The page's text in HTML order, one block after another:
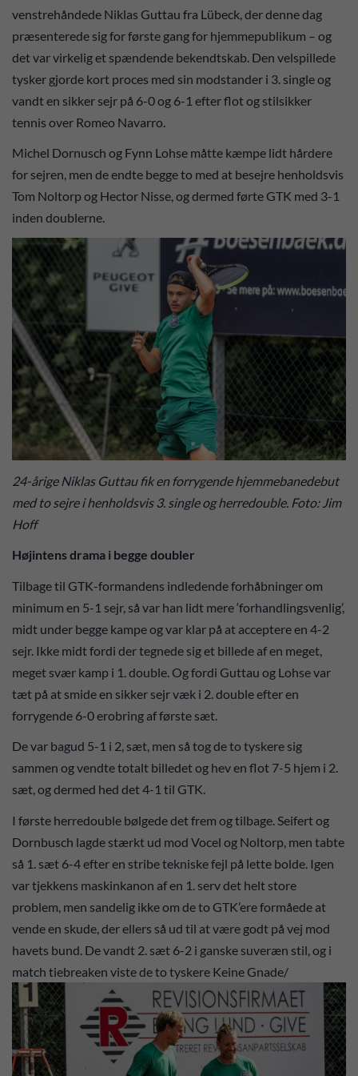
venstrehåndede Niklas Guttau fra Lübeck, der denne dag
præsenterede sig for første gang for hjemmepublikum – og
det var virkelig et spændende bekendtskab. Den velspillede
tysker gjorde kort proces med sin modstander i 3. single og
vandt en sikker sejr på 6-0 og 6-1 efter flot og stilsikker
tennis over Romeo Navarro.
Michel Dornusch og Fynn Lohse måtte kæmpe lidt hårdere
for sejren, men de endte begge to med at besejre henholdsvis
Tom Noltorp og Hector Nisse, og dermed førte GTK med 3-1
inden doublerne.
24-årige Niklas Guttau fik en forrygende hjemmebanedebut
med to sejre i henholdsvis 3. single og herredouble. Foto: Jim
Hoff
Højintens drama i begge doubler
Tilbage til GTK-formandens indledende forhåbninger om
minimum en 5-1 sejr, så var han lidt mere ‘forhandlingsvenlig’,
midt under begge kampe og var klar på at acceptere en 4-2
sejr. Ikke midt fordi der tegnede sig et billede af en meget,
meget svær kamp i 1. double. Og fordi Guttau og Lohse var
tæt på at smide en sikker sejr væk i 2. double efter en
forrygende 6-0 erobring af første sæt.
De var bagud 5-1 i 2, sæt, men så tog de to tyskere sig
sammen og vendte totalt billedet og hev en flot 7-5 hjem i 2.
sæt, og dermed hed det 4-1 til GTK.
I første herredouble bølgede det frem og tilbage. Seifert og
Dornbusch lagde stærkt ud mod Vocel og Noltorp, men tabte
så 1. sæt 6-4 efter en stribe tekniske fejl på lette bolde. Igen
var tjekkens maskinkanon af en 1. serv det helt store
problem, men sandelig ikke om de to GTK’ere formåede at
vende en skude, der ellers så ud til at være godt på vej mod
havets bund. De vandt 2. sæt 6-2 i ganske suveræn stil, og i
match tiebreaken viste de to tyskere Keine Gnade/